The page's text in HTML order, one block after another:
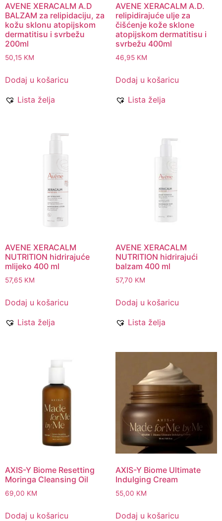
AVENE XERACALM A.D
BALZAM za relipidaciju, za
kožu sklonu atopijskom
dermatitisu i svrbežu
200ml
50,15 KM
Dodaj u košaricu
Lista želja
AVENE XERACALM A.D.
relipidirajuće ulje za
čišćenje kože sklone
atopijskom dermatitisu i
svrbežu 400ml
46,95 KM
Dodaj u košaricu
Lista želja
AVENE XERACALM
NUTRITION hidrirajuće
mlijeko 400 ml
57,65 KM
Dodaj u košaricu
Lista želja
AVENE XERACALM
NUTRITION hidrirajući
balzam 400 ml
57,70 KM
Dodaj u košaricu
Lista želja
AXIS-Y Biome Resetting
Moringa Cleansing Oil
69,00 KM
Dodaj u košaricu
AXIS-Y Biome Ultimate
Indulging Cream
55,00 KM
Dodaj u košaricu